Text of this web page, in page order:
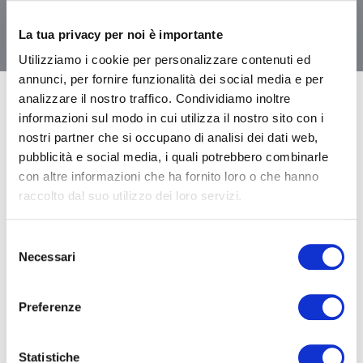
La tua privacy per noi è importante
Utilizziamo i cookie per personalizzare contenuti ed
annunci, per fornire funzionalità dei social media e per
analizzare il nostro traffico. Condividiamo inoltre
informazioni sul modo in cui utilizza il nostro sito con i
nostri partner che si occupano di analisi dei dati web,
pubblicità e social media, i quali potrebbero combinarle
con altre informazioni che ha fornito loro o che hanno
raccolto dal suo utilizzo dei loro servizi.
delNecessari
Preferenze
Statistiche
In quest’anno e più di pandemia le nostre priorità sono
cambiate.
La nostra attenzione alla salute dei nostri cari, le abitudini
senza un abbraccio, a riorganizzare il nostro lavoro e le
nostre routine rispettando regole e distanze, a sorridere
con gli occhi ed organizzare videochiamate per celebrare